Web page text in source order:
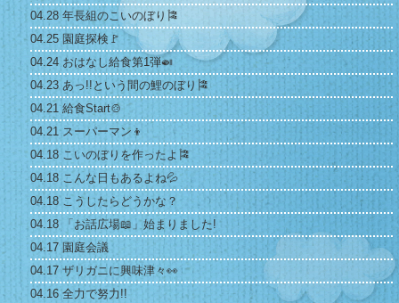
04.28 年長組のこいのぼり🎏
04.25 園庭探検🚩
04.24 おはなし給食第1弾🍛
04.23 あっ!!という間の鯉のぼり🎏
04.21 給食Start🍲
04.21 スーパーマン👦
04.18 こいのぼりを作ったよ🎏
04.18 こんな日もあるよね💦
04.18 こうしたらどうかな？
04.18 「お話広場📖」始まりました!
04.17 園庭会議
04.17 ザリガニに興味津々👀
04.16 全力で努力!!